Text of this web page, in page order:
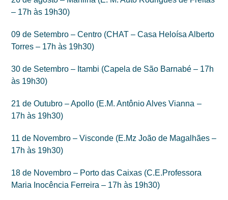
– 17h às 19h30)
09 de Setembro – Centro (CHAT – Casa Heloísa Alberto
Torres – 17h às 19h30)
30 de Setembro – Itambi (Capela de São Barnabé – 17h
às 19h30)
21 de Outubro – Apollo (E.M. Antônio Alves Vianna –
17h às 19h30)
11 de Novembro – Visconde (E.Mz João de Magalhães –
17h às 19h30)
18 de Novembro – Porto das Caixas (C.E.Professora
Maria Inocência Ferreira – 17h às 19h30)